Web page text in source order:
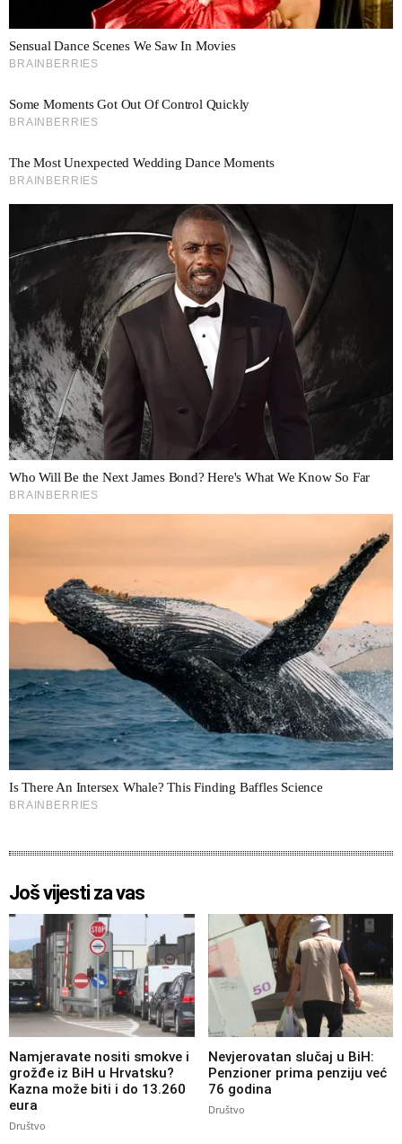
Još vijesti za vas
Namjeravate nositi smokve i
grožđe iz BiH u Hrvatsku?
Kazna može biti i do 13.260
eura
Društvo
Nevjerovatan slučaj u BiH:
Penzioner prima penziju već
76 godina
Društvo